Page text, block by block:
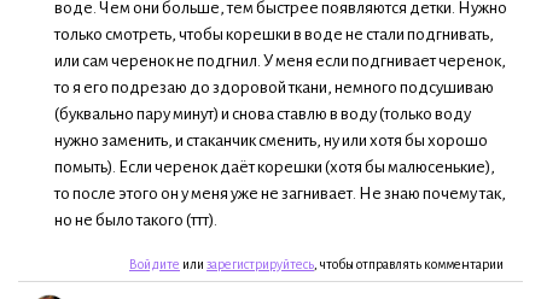
воде. Чем они больше, тем быстрее появляются детки. Нужно
только смотреть, чтобы корешки в воде не стали подгнивать,
или сам черенок не подгнил. У меня если подгнивает черенок,
то я его подрезаю до здоровой ткани, немного подсушиваю
(буквально пару минут) и снова ставлю в воду (только воду
нужно заменить, и стаканчик сменить, ну или хотя бы хорошо
помыть). Если черенок даёт корешки (хотя бы малюсенькие),
то после этого он у меня уже не загнивает. Не знаю почему так,
но не было такого (ттт).
Войдите или зарегистрируйтесь , чтобы отправлять комментарии